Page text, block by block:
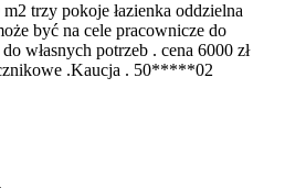
trzy pokoje łazienka oddzielna
być na cele pracownicze do
własnych potrzeb . cena 6000 zł
.Kaucja . 50*****02